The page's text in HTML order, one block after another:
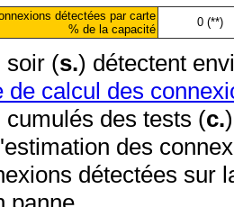
détectées par carte
% de la capacité
0 (**)
soir (s.) détectent
de calcul des
des tests (c.
des
détectées sur